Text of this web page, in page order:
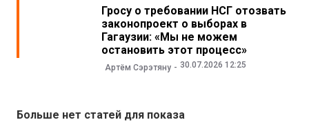
Гросу о требовании НСГ отозвать
законопроект о выборах в
Гагаузии: «Мы не можем
остановить этот процесс»
Артём Сэрэтяну 30.07.2026 12:25
Больше нет статей для показа